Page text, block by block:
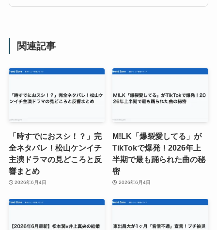
関連記事
「時すでにおスシ！？」完
全ネタバレ！松山ケンイチ
主演ドラマの見どころと反
響まとめ
2026年6月4日
M!LK「爆裂愛してる」が
TikTokで爆発！2026年上
半期で最も踊られた曲の秘
密
2026年6月4日